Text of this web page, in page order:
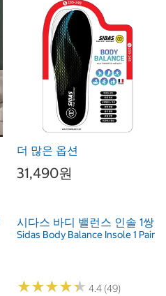
더 많은 옵션
31,490원
시다스 바디 밸런스 인솔 1쌍
Sidas Body Balance Insole 1 Pair
★★★★★
★★★★★ 4.4 (49)